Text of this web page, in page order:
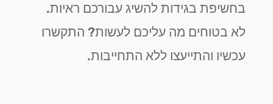
בחשיפת בגידות להשיג עבורכם ראיות.
לא בטוחים מה עליכם לעשות? התקשרו
עכשיו והתייעצו ללא התחייבות.